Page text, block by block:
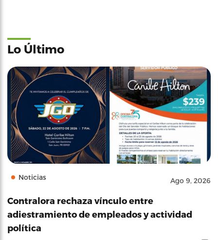
Lo Último
Noticias Ago 9, 2026
Contralora rechaza vínculo entre
adiestramiento de empleados y actividad
política